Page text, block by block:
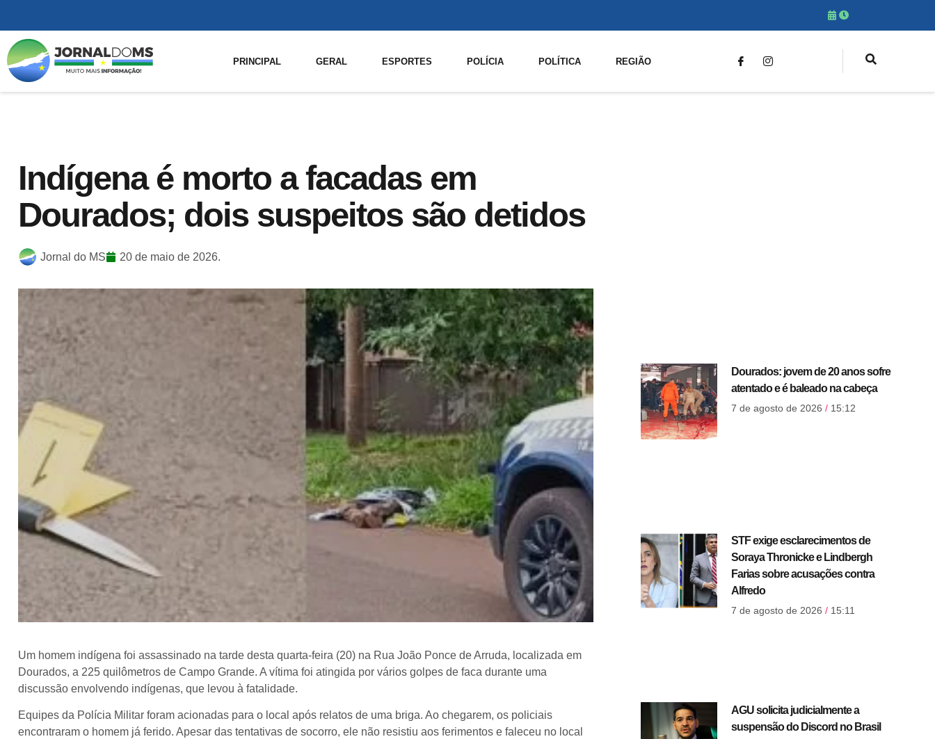
PRINCIPAL GERAL ESPORTES POLÍCIA POLÍTICA REGIÃO
Indígena é morto a facadas em
Dourados; dois suspeitos são detidos
Jornal do MS 20 de maio de 2026.
Um homem indígena foi assassinado na tarde desta quarta-feira (20) na Rua João Ponce de Arruda, localizada em
Dourados, a 225 quilômetros de Campo Grande. A vítima foi atingida por vários golpes de faca durante uma
discussão envolvendo indígenas, que levou à fatalidade.
Equipes da Polícia Militar foram acionadas para o local após relatos de uma briga. Ao chegarem, os policiais
encontraram o homem já ferido. Apesar das tentativas de socorro, ele não resistiu aos ferimentos e faleceu no local
Dourados: jovem de 20 anos sofre
atentado e é baleado na cabeça
7 de agosto de 2026 15:12
STF exige esclarecimentos de
Soraya Thronicke e Lindbergh
Farias sobre acusações contra
Alfredo
7 de agosto de 2026 15:11
AGU solicita judicialmente a
suspensão do Discord no Brasil